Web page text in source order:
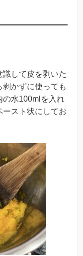
して皮を剥いた
かずに使っても
水100mlを入れ
ースト状にしてお